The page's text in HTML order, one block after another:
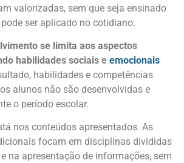
valorizadas, sem que seja ensinado
ser aplicado no cotidiano.
se limita aos aspectos
habilidades sociais e emocionais
habilidades e competências
alunos não são desenvolvidas e
o período escolar.
nos conteúdos apresentados. As
focam em disciplinas divididas
na apresentação de informações, sem